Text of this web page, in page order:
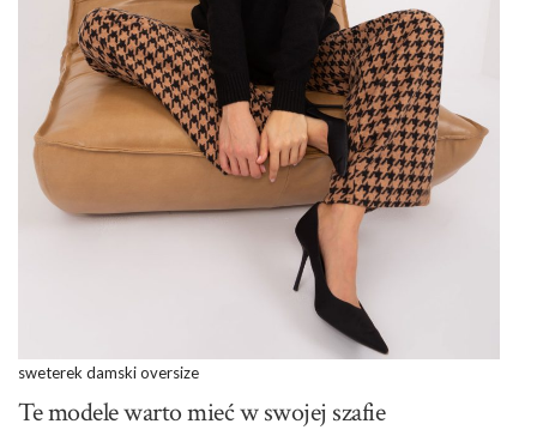
sweterek damski oversize
Te modele warto mieć w swojej szafie